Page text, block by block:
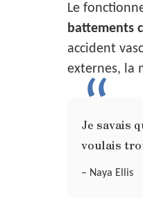
Le
battements
accident
externes, la
Je savais
voulais
– Naya Ellis